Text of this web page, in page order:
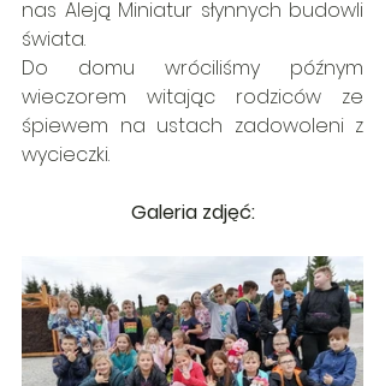
nas Aleją Miniatur słynnych budowli
świata.
Do domu wróciliśmy późnym
wieczorem witając rodziców ze
śpiewem na ustach zadowoleni z
wycieczki.
Galeria zdjęć: